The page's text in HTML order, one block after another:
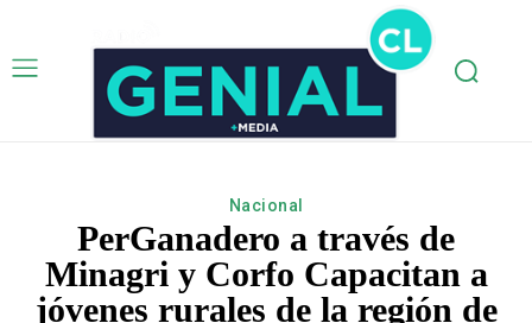
Nacional
PerGanadero a través de
Minagri y Corfo Capacitan a
jóvenes rurales de la región de